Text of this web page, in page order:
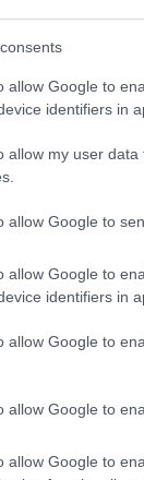
allow Google to
identifiers in
allow my user
allow Google to
allow Google to
identifiers in
allow Google to
allow Google to
allow Google to
ésiOS-re!